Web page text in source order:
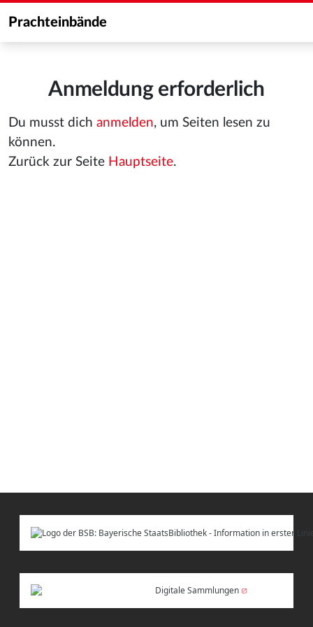
Prachteinbände
Anmeldung erforderlich
Du musst dich anmelden, um Seiten lesen zu
können.
Zurück zur Seite Hauptseite.
Digitale Sammlungen